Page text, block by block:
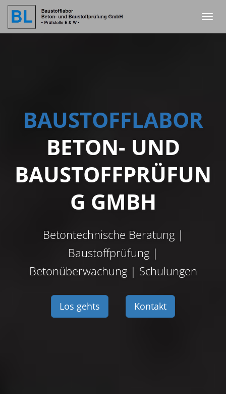
BAUSTOFFLABOR
BETON- UND
BAUSTOFFPRÜFUN
G GMBH
Betontechnische Beratung |
Baustoffprüfung |
Betonüberwachung | Schulungen
Los gehts Kontakt